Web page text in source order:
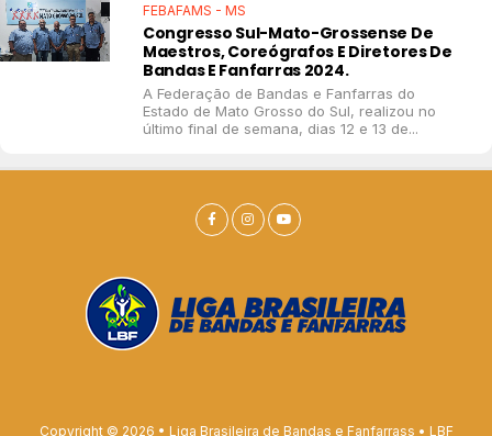
FEBAFAMS - MS
Congresso Sul-Mato-Grossense De
Maestros, Coreógrafos E Diretores De
Bandas E Fanfarras 2024.
A Federação de Bandas e Fanfarras do
Estado de Mato Grosso do Sul, realizou no
último final de semana, dias 12 e 13 de...
Copyright © 2026 • Liga Brasileira de Bandas e Fanfarrass • LBF